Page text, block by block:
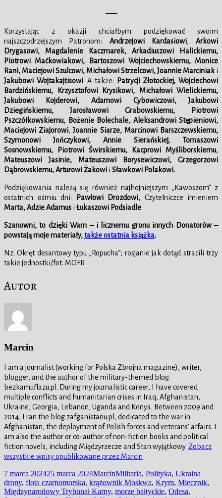
—–
Korzystając z okazji chciałbym podziękować swoim
najszczodrzejszym Patronom: Andrzejowi Kardasiowi, Arkowi
Drygasowi,
Magdalenie Kaczmarek, Arkadiuszowi Halickiemu,
Piotrowi Maćkowiakowi, Bartoszowi Wojciechowskiemu, Monice
Rani, Maciejowi Szulcowi, Michałowi Strzelcowi, Joannie Marciniak i
Jakubowi Wojtakajtisowi. A także:
Patrycji Złotockiej, Wojciechowi
Bardzińskiemu, Krzysztofowi Krysikowi,
Michałowi Wielickiemu,
Jakubowi Kojderowi, Adamowi Cybowiczowi, Jakubowi
Dziegińskiemu, Jarosławowi Grabowskiemu, Piotrowi
Pszczółkowskiemu, Bożenie Bolechale, Aleksandrowi Stępieniowi,
Maciejowi Ziajorowi,Joannie Siarze, Marcinowi Barszczewskiemu,
Szymonowi Jończykowi, Annie Sierańskiej, Tomaszowi
Sosnowskiemu, Piotrowi Świrskiemu, Kacprowi Myśliborskiemu,
Mateuszowi Jasinie,
Mateuszowi Borysewiczowi,
Grzegorzowi
Dąbrowskiemu, Arturowi Żakowi i Sławkowi Polakowi.
Podziękowania należą się również najhojniejszym „Kawoszom” z
ostatnich ośmiu dni:
Pawłowi Drozdowi, Czytelniczce imieniem
Marta, Adzie Adamus i Łukaszowi Podsiadle.
Szanowni, to dzięki Wam – i licznemu gronu innych Donatorów –
powstają moje materiały,także ostatnia książka.
Nz. Okręt desantowy typu „Ropucha”; rosjanie jak dotąd stracili trzy
takie jednostki/fot. MOFR
Autor
Marcin
I am a journalist (working for Polska Zbrojna magazine), writer,
blogger, and the author of the military-themed blog
bezkamuflazu.pl. During my journalistic career, I have covered
multiple conflicts and humanitarian crises in Iraq, Afghanistan,
Ukraine, Georgia, Lebanon, Uganda and Kenya. Between 2009 and
2014, I ran the blog zafganistanu.pl, dedicated to the war in
Afghanistan, the deployment of Polish forces and veterans’ affairs. I
am also the author or co-author of non-fiction books and political
fiction novels, including Międzyrzecze and Stan wyjątkowy. Zobacz
wszystkie wpisy opublikowane przez Marcin
Data
publikacji
7 marca 202425 marca 2024Autor
MarcinKategorie
Militaria, Polityka, Ukraina
drony, flota czarnomorska, krążownik Moskwa, Krym, Miecznik,
Międzynarodowy Trybunał Karny, morze bałtyckie, Odesa,